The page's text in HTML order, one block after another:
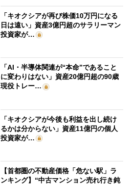
「キオクシアが再び株価10万円になる
日は遠い」資産3億円超のサラリーマン
投資家が…
「AI・半導体関連が“本命”であること
に変わりはない」資産20億円超の90歳
現役トレー…
「キオクシアが今後も利益を出し続け
るかは分からない」資産11億円の個人
投資家が…
【首都圏の不動産価格「危ない駅」ラ
ンキング】“中古マンション売れ行き鈍